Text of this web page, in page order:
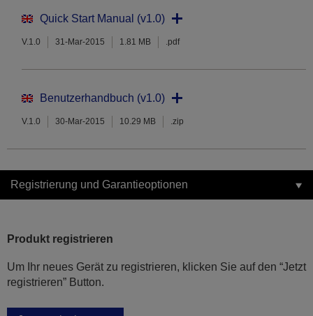
Quick Start Manual (v1.0)
V.1.0 31-Mar-2015 1.81 MB .pdf
Benutzerhandbuch (v1.0)
V.1.0 30-Mar-2015 10.29 MB .zip
Registrierung und Garantieoptionen
Produkt registrieren
Um Ihr neues Gerät zu registrieren, klicken Sie auf den “Jetzt
registrieren” Button.